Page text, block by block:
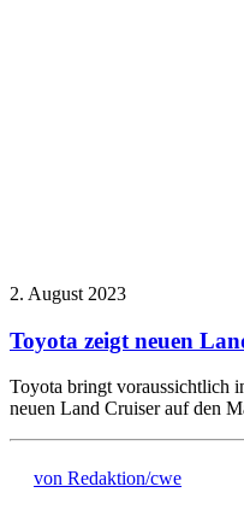
2. August 2023
Toyota zeigt neuen
Toyota bringt voraussichtlich
neuen Land Cruiser auf den
von Redaktion/cwe